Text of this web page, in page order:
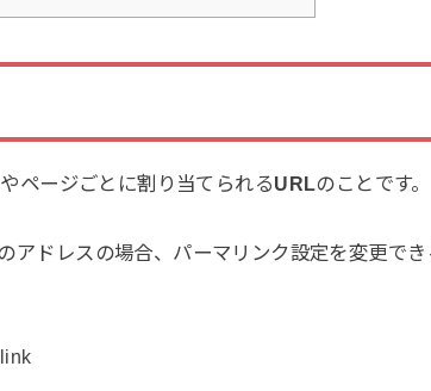
ページごとに割り当てられるURLのことです。
アドレスの場合、パーマリンク設定を変更で